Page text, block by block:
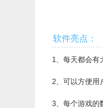
软件亮点：
1、每天都会有
2、可以方便用
3、每个游戏的